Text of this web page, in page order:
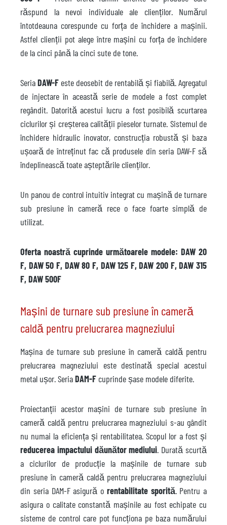
răspund la nevoi individuale ale clienților. Numărul
întotdeauna corespunde cu forța de închidere a mașinii.
Astfel clienții pot alege între mașini cu forța de închidere
de la cinci până la cinci sute de tone.
SeriaDAW-F este deosebit de rentabilă și fiabilă. Agregatul
de injectare în această serie de modele a fost complet
regândit. Datorită acestui lucru a fost posibilă scurtarea
ciclurilor și creșterea calității pieselor turnate. Sistemul de
închidere hidraulic inovator, construcția robustă și baza
ușoară de întreținut fac că produsele din seria DAW-F să
îndeplinească toate așteptările clienților.
Un panou de control intuitiv integrat cu mașină de turnare
sub presiune în cameră rece o face foarte simplă de
utilizat.
Oferta noastră cuprinde următoarele modele: DAW 20
F, DAW 50 F, DAW 80 F, DAW 125 F, DAW 200 F, DAW 315
F, DAW 500F
Mașini de turnare sub presiune în cameră
caldă pentru prelucrarea magneziului
Mașina de turnare sub presiune în cameră caldă pentru
prelucrarea magneziului este destinată special acestui
metal ușor. SeriaDAM-F cuprinde șase modele diferite.
Proiectanții acestor mașini de turnare sub presiune în
cameră caldă pentru prelucrarea magneziului s-au gândit
nu numai la eficiența și rentabilitatea. Scopul lor a fost și
reducerea impactului dăunător mediului. Durată scurtă
a ciclurilor de producție la mașinile de turnare sub
presiune în cameră caldă pentru prelucrarea magneziului
din seria DAM-F asigură o rentabilitate sporită. Pentru a
asigura o calitate constantă mașinile au fost echipate cu
sisteme de control care pot funcționa pe baza numărului